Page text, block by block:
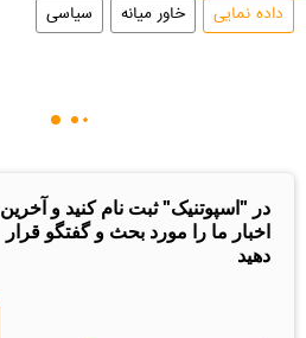
داده نمایی خاور میانه سیاسی
در "اسپوتنیک" ثبت نام کنید و آخرین
اخبار ما را مورد بحث و گفتگو قرار
دهید